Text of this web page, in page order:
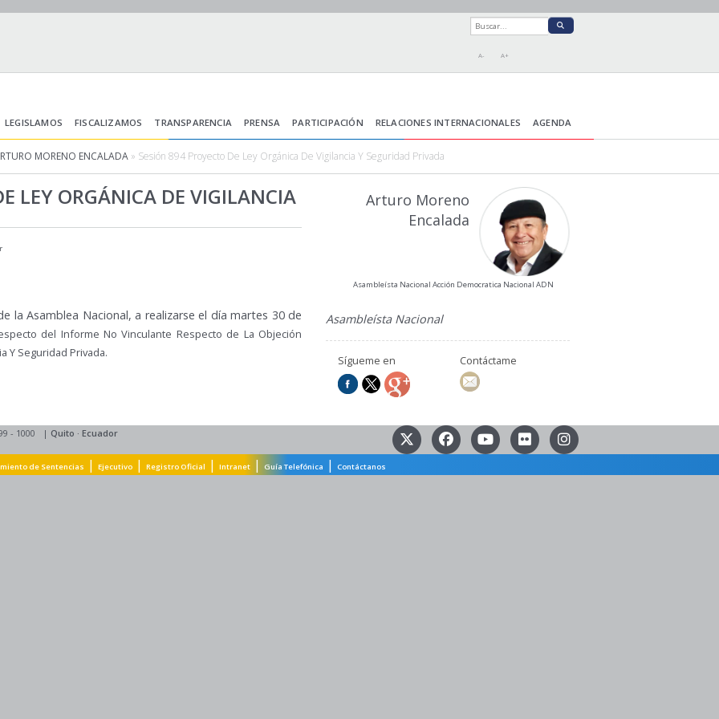
A- A+
LEGISLAMOS FISCALIZAMOS TRANSPARENCIA PRENSA PARTICIPACIÓN RELACIONES INTERNACIONALES AGENDA
MORENO ENCALADA » Sesión 894 Proyecto De Ley Orgánica De Vigilancia Y Seguridad Privada
LEY ORGÁNICA DE VIGILANCIA
la Asamblea Nacional, a realizarse el día martes 30 de
del Informe No Vinculante Respecto de La Objeción
Y Seguridad Privada.
Arturo Moreno
Encalada
Asambleísta Nacional Acción Democratica Nacional ADN
Asambleísta Nacional
Sígueme en Contáctame
- 1000 | Quito · Ecuador
de Sentencias | Ejecutivo | Registro Oficial | Intranet | Guía Telefónica | Contáctanos